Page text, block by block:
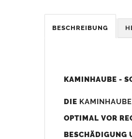
Was sollten Sie beim Kauf
Standardbohrungen?
BESCHREIBUNG
KAMINHAUBE -
DIE
OPTIMAL VOR
BESCHÄDIGUNG